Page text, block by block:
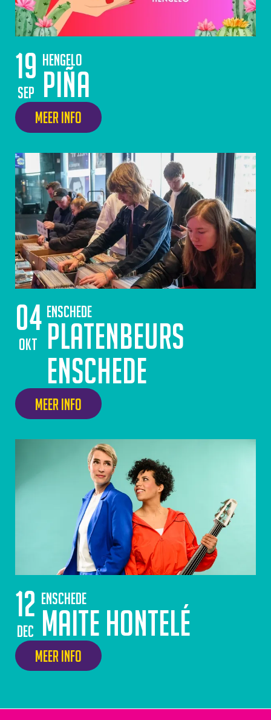
19
sep
Hengelo
PIÑA
Meer info
04
okt
Enschede
Platenbeurs
Enschede
Meer info
12
dec
Enschede
Maite Hontelé
Meer info